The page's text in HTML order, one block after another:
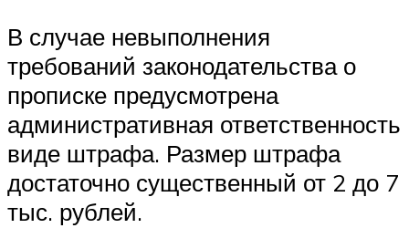
В случае невыполнения
требований законодательства о
прописке предусмотрена
административная ответственность
виде штрафа. Размер штрафа
достаточно существенный от 2 до 7
тыс. рублей.